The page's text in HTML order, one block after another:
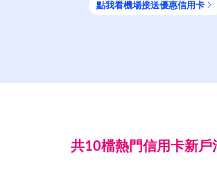
點我看機場接送優惠信用卡
共10檔熱門信用卡新戶